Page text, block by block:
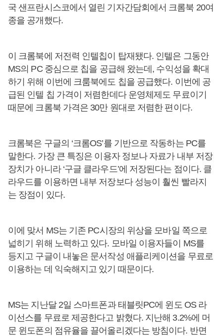
국 샌프란시스코에서 열린 기자간담회에서 크롬북 20여
종을 공개했다.
이 크롬북에 저전력 인텔칩이 탑재됐다. 인텔은 그동안
MS의 PC 중심으로 칩을 공급해 왔는데, 수익성을 확대
하기 위해 이번에 크룸북에도 칩을 공급했다. 이번에 공
급된 인텔 칩 가격이 저렴한데다 운영체제도 무료이기
때문에 크롬북 가격은 30만 원대로 저렴한 편이다.
크롬북은 구글의 ‘크롬OS’를 기반으로 작동하는 PC를
말한다. 가장 큰 특징은 이용자 정보나 자료가 내부 저장
장치가 아니라 ‘구글 클라우드’에 저장된다는 점이다. 클
라우드를 이용하면 내부 저장보다 성능이 훨씬 빨라지
는 장점이 있다.
이에 맞서 MS는 기존 PC시장의 위상을 모바일 쪽으로
넓히기 위해 노력하고 있다. 모바일 이용자들이 MS를
등지고 구글이 내놓은 문서작성 애플리케이션을 무료로
이용하는 데 익숙해지고 있기 때문이다.
MS는 지난달 2일 스마트폰과 태블릿PC에 윈도 OS 라
이선스를 무료로 제공한다고 밝혔다. 지난해 3.2%에 머
문 윈도폰의 점유율을 끌어올리겠다는 방침이다. 반면